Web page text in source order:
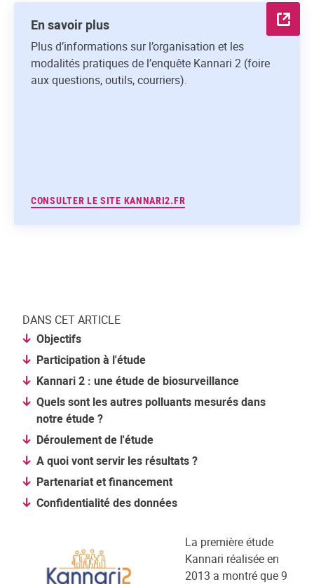
En savoir plus
Plus d’informations sur l’organisation et les
modalités pratiques de l’enquête Kannari 2 (foire
aux questions, outils, courriers).
CONSULTER LE SITE KANNARI2.FR
DANS CET ARTICLE
Objectifs
Participation à l'étude
Kannari 2 : une étude de biosurveillance
Quels sont les autres polluants mesurés dans
notre étude ?
Déroulement de l'étude
A quoi vont servir les résultats ?
Partenariat et financement
Confidentialité des données
La première étude
Kannari réalisée en
2013 a montré que 9